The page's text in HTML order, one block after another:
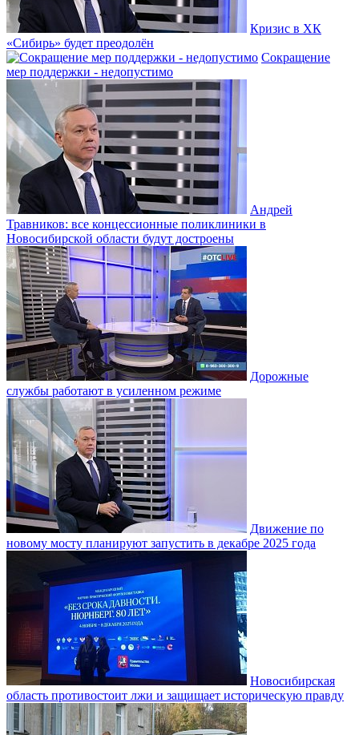
Кризис в ХК
«Сибирь» будет преодолён
Сокращение
мер поддержки - недопустимо
Андрей
Травников: все концессионные поликлиники в
Новосибирской области будут достроены
Дорожные
службы работают в усиленном режиме
Движение по
новому мосту планируют запустить в декабре 2025 года
Новосибирская
область противостоит лжи и защищает историческую правду